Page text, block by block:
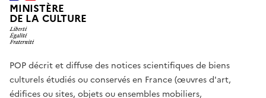
MINISTÈRE
DE LA CULTURE
POP décrit et diffuse des notices scientifiques de biens
culturels étudiés ou conservés en France (œuvres d'art,
édifices ou sites, objets ou ensembles mobiliers,